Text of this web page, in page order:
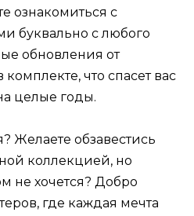
ознакомиться с
буквально с любого
обновления от
что спасет вас
целые годы.
Желаете обзавестись
коллекцией, но
не хочется? Добро
где каждая мечта